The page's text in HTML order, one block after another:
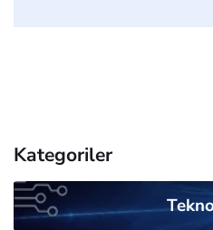
Kategoriler